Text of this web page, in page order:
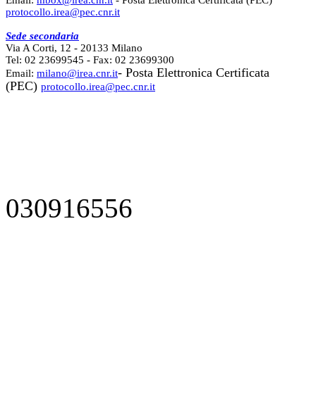
protocollo.irea@pec.cnr.it
Sede secondaria
Via A Corti, 12 - 20133 Milano
Tel: 02 23699545 - Fax: 02 23699300
Email: milano@irea.cnr.it- Posta Elettronica Certificata
(PEC) protocollo.irea@pec.cnr.it
030916556